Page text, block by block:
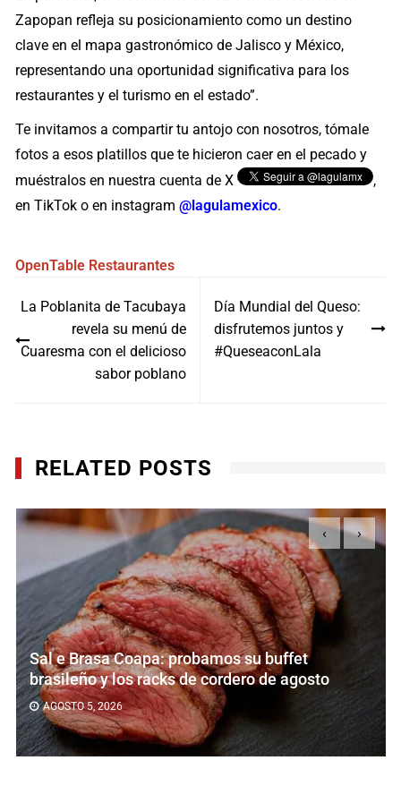
Zapopan refleja su posicionamiento como un destino
clave en el mapa gastronómico de Jalisco y México,
representando una oportunidad significativa para los
restaurantes y el turismo en el estado”.
Te invitamos a compartir tu antojo con nosotros, tómale
fotos a esos platillos que te hicieron caer en el pecado y
muéstralos en nuestra cuenta de X
,
en TikTok o en instagram@lagulamexico.
OpenTable Restaurantes
de
entradas
La Poblanita de Tacubaya
revela su menú de
Cuaresma con el delicioso
sabor poblano
Día Mundial del Queso:
disfrutemos juntos y
#QueseaconLala
RELATED POSTS
Sal e Brasa Coapa: probamos su buffet
brasileño y los racks de cordero de agosto
AGOSTO 5, 2026
‹ ›